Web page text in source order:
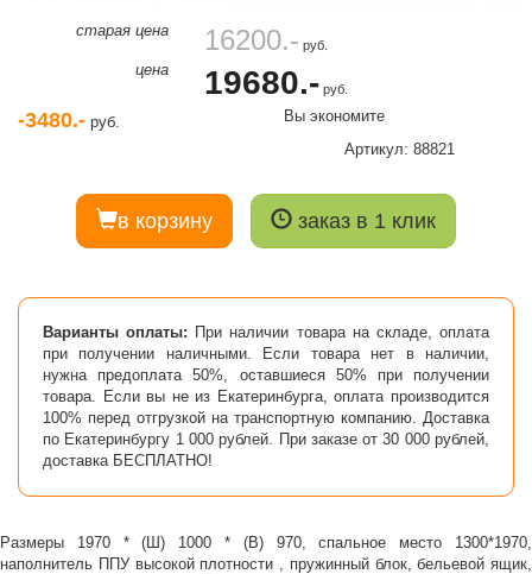
старая цена 16200.- руб.
цена 19680.-руб.
-3480.- руб.
Вы экономите
Артикул: 88821
в корзину заказ в 1 клик
Варианты оплаты: При наличии товара на складе, оплата
при получении наличными. Если товара нет в наличии,
нужна предоплата 50%, оставшиеся 50% при получении
товара. Если вы не из Екатеринбурга, оплата производится
100% перед отгрузкой на транспортную компанию. Доставка
по Екатеринбургу 1 000 рублей. При заказе от 30 000 рублей,
доставка БЕСПЛАТНО!
Размеры 1970 * (Ш) 1000 * (В) 970, спальное место 1300*1970,
наполнитель ППУ высокой плотности , пружинный блок, бельевой ящик,